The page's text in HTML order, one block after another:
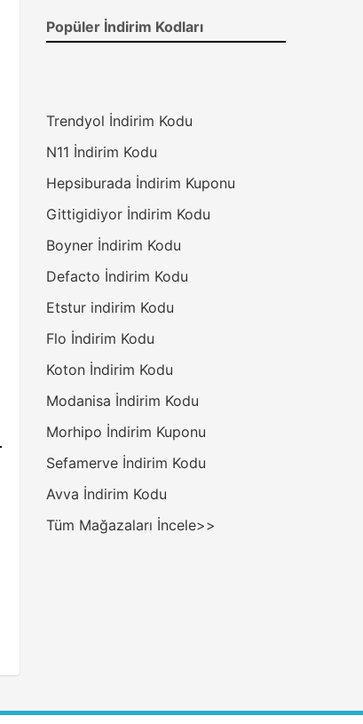
Popüler İndirim Kodları
Trendyol İndirim Kodu
N11 İndirim Kodu
Hepsiburada İndirim Kuponu
Gittigidiyor İndirim Kodu
Boyner İndirim Kodu
Defacto İndirim Kodu
Etstur indirim Kodu
Flo İndirim Kodu
Koton İndirim Kodu
Modanisa İndirim Kodu
Morhipo İndirim Kuponu
Sefamerve İndirim Kodu
Avva İndirim Kodu
Tüm Mağazaları İncele>>